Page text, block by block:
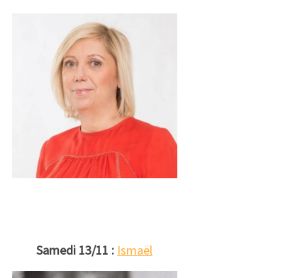
Samedi 13/11 : Ismaël